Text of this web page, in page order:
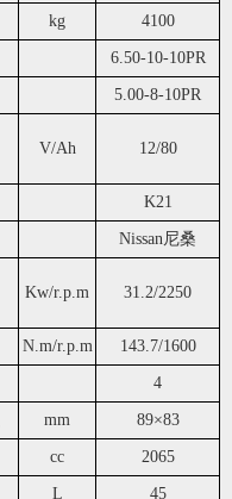
kg 4100
6.50-10-10PR
5.00-8-10PR
V/Ah 12/80
K21
Nissan尼桑
Kw/r.p.m 31.2/2250
N.m/r.p.m 143.7/1600
4
mm 89×83
cc 2065
L 45